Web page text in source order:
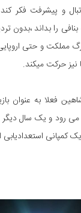
و پیشرفت فکر
بنافی را بداند ،بدون
مملکت و حتی
نیز حرکت میکند.
فعلا به عنوان
رود و یک سال دیگر با
کمپانی استعدادیابی